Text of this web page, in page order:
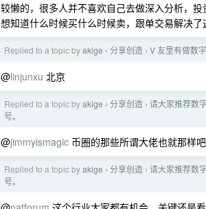
较懒的，很多人并不喜欢自己去做深入分析，
想知道什么时候买什么时候卖，跟单交易解决了
Replied to a topic byakige › 分享创造 › V 友里有做数
@linjunxu 北京
Replied to a topic byakige › 分享创造 › 请大家推荐数
号。
@jimmyismagic 币圈的那些所谓大佬也就那样
Replied to a topic byakige › 分享创造 › 请大家推荐数
号。